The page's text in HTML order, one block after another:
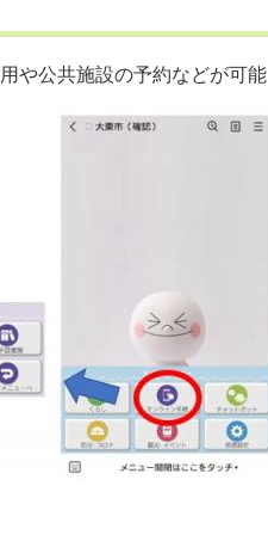
や公共施設の予約などが可能